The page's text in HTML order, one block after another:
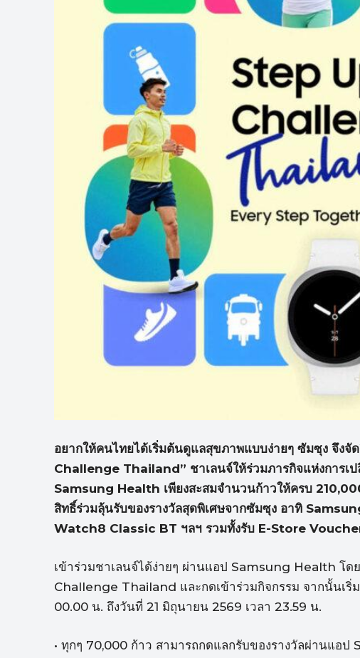
อยากให้คนไทยได้เริ่มต้นดูแลสุขภาพแบบง่ายๆ ซัมซุง จึง
Challenge Thailand” ชาเลนจ์ให้ร่วมภารกิจแห่งการเ
Samsung Health เพียงสะสมจำนวนก้าวให้ครบ
สิทธิ์ร่วมลุ้นรับของรางวัลสุดพิเศษจากซัมซุง อาทิ
Watch8 Classic BT ฯลฯ รวมทั้งรับ E-Store
เข้าร่วมชาเลนจ์ได้ง่ายๆ ผ่านแอป Samsung Health โ
Challenge Thailand และกดเข้าร่วมกิจกรรม จากนั้นเริ่
00.00 น. ถึงวันที่ 21 มิถุนายน 2569 เวลา 23.59 น.
• ทุกๆ 70,000 ก้าว สามารถกดแลกรับของรางวัลผ่านแอ